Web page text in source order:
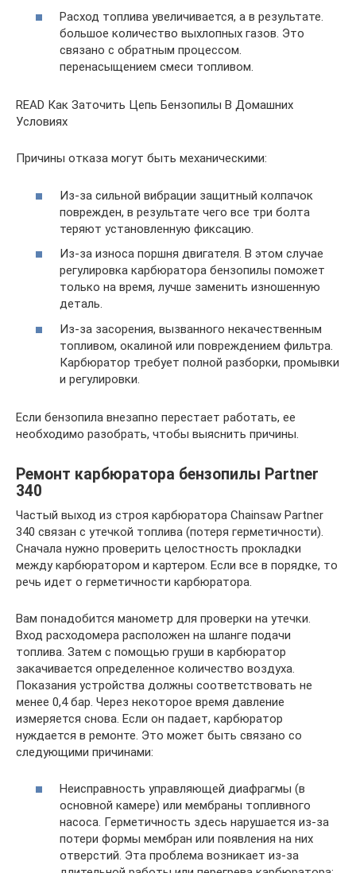
Расход топлива увеличивается, а в результате.
большое количество выхлопных газов. Это
связано с обратным процессом.
перенасыщением смеси топливом.
READ Как Заточить Цепь Бензопилы В Домашних
Условиях
Причины отказа могут быть механическими:
Из-за сильной вибрации защитный колпачок
поврежден, в результате чего все три болта
теряют установленную фиксацию.
Из-за износа поршня двигателя. В этом случае
регулировка карбюратора бензопилы поможет
только на время, лучше заменить изношенную
деталь.
Из-за засорения, вызванного некачественным
топливом, окалиной или повреждением фильтра.
Карбюратор требует полной разборки, промывки
и регулировки.
Если бензопила внезапно перестает работать, ее
необходимо разобрать, чтобы выяснить причины.
Ремонт карбюратора бензопилы Partner
340
Частый выход из строя карбюратора Chainsaw Partner
340 связан с утечкой топлива (потеря герметичности).
Сначала нужно проверить целостность прокладки
между карбюратором и картером. Если все в порядке, то
речь идет о герметичности карбюратора.
Вам понадобится манометр для проверки на утечки.
Вход расходомера расположен на шланге подачи
топлива. Затем с помощью груши в карбюратор
закачивается определенное количество воздуха.
Показания устройства должны соответствовать не
менее 0,4 бар. Через некоторое время давление
измеряется снова. Если он падает, карбюратор
нуждается в ремонте. Это может быть связано со
следующими причинами:
Неисправность управляющей диафрагмы (в
основной камере) или мембраны топливного
насоса. Герметичность здесь нарушается из-за
потери формы мембран или появления на них
отверстий. Эта проблема возникает из-за